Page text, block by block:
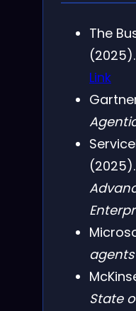
The
(2025).
Link
(2025).
State